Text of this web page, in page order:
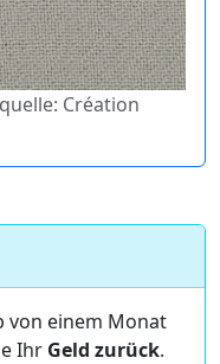
Création
von einem Monat
Ihr Geld zurück.